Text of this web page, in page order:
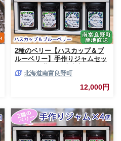
2種のベリー【ハスカップ＆ブ
ルーベリー】手作りジャムセッ
ャム ベリー ハスカップ ブルー
北海道南富良野町
12,000円